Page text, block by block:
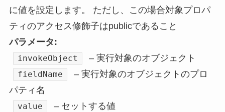
に値を設定します。 ただし、この場合対象プロパ
ティのアクセス修飾子はpublicであること
パラメータ:
invokeObject – 実行対象のオブジェクト
fieldName
– 実行対象のオブジェクトのプロ
パティ名
value
– セットする値